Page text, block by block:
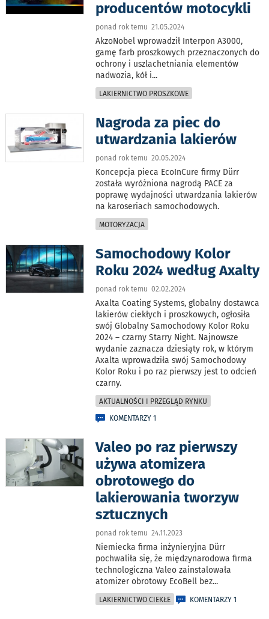
producentów motocykli
ponad rok temu 21.05.2024
AkzoNobel wprowadził Interpon A3000,
gamę farb proszkowych przeznaczonych do
ochrony i uszlachetniania elementów
nadwozia, kół i...
LAKIERNICTWO PROSZKOWE
Nagroda za piec do
utwardzania lakierów
ponad rok temu 20.05.2024
Koncepcja pieca EcoInCure firmy Dürr
została wyróżniona nagrodą PACE za
poprawę wydajności utwardzania lakierów
na karoseriach samochodowych.
MOTORYZACJA
Samochodowy Kolor
Roku 2024 według Axalty
ponad rok temu 02.02.2024
Axalta Coating Systems, globalny dostawca
lakierów ciekłych i proszkowych, ogłosiła
swój Globalny Samochodowy Kolor Roku
2024 – czarny Starry Night. Najnowsze
wydanie zaznacza dziesiąty rok, w którym
Axalta wprowadziła swój Samochodowy
Kolor Roku i po raz pierwszy jest to odcień
czarny.
AKTUALNOŚCI I PRZEGLĄD RYNKU
KOMENTARZY 1
Valeo po raz pierwszy
używa atomizera
obrotowego do
lakierowania tworzyw
sztucznych
ponad rok temu 24.11.2023
Niemiecka firma inżynieryjna Dürr
pochwaliła się, że międzynarodowa firma
technologiczna Valeo zainstalowała
atomizer obrotowy EcoBell bez...
LAKIERNICTWO CIEKŁE KOMENTARZY 1